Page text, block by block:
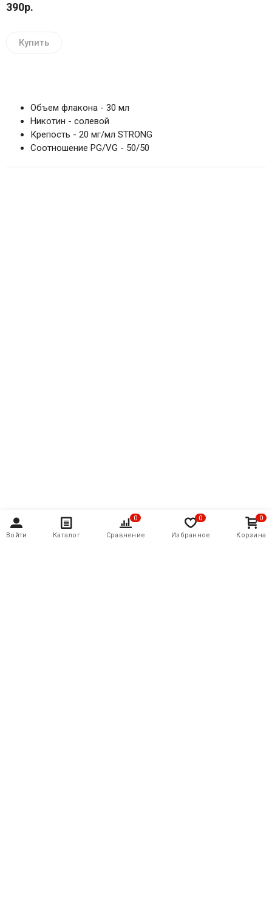
Войти Каталог
0
Сравнение
0
Избранное
0
Корзина
390р.
Купить
Объем флакона - 30 мл
Никотин - солевой
Крепость - 20 мг/мл STRONG
Соотношение PG/VG - 50/50